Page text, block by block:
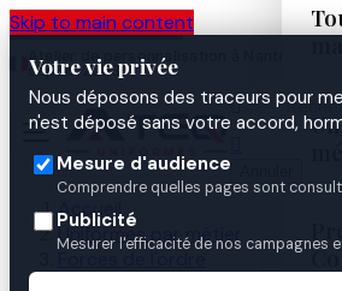
Skip to main content
Votre vie privée
Nous déposons des traceurs pour
n'est déposé sans votre accord,
Mesure d'audience
Comprendre quelles pages sont
Publicité
Mesurer l'efficacité de nos campagnes
Atelier de personnalisation à Nantes
depuis 2003

Accueil
Uniformes par métier